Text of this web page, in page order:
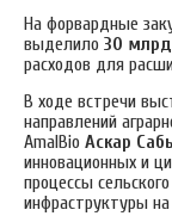
На форвардные
выделило 30 млрд
расходов для
В ходе встречи
направлений
AmalBio Аскар
инновационных и
процессы
инфраструктуры